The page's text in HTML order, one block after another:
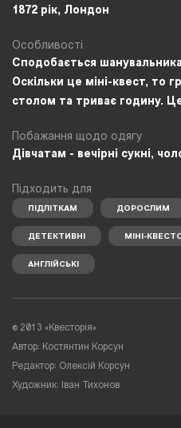
1872 рік, Лондон
Особливості
Сподобається
Оскільки це міні-квест, то
столом та триває годину.
Побажання щодо одягу
Дівчатам - вечірні сукні,
Підходить для
ПІДЛІТКАМ ДОРОСЛИМ
ДЕТЕКТИВНІ МІНІ-
АНГЛІЙСЬКІ
© 2013 «Квесторія»
Автор: Костянтин Корсун
Редактор: Олексій Корсун
Художник: Іван Тихонов